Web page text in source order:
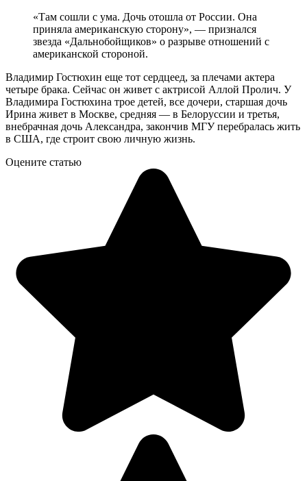
«Там сошли с ума. Дочь отошла от России. Она
приняла американскую сторону», — признался
звезда «Дальнобойщиков» о разрыве отношений с
американской стороной.
Владимир Гостюхин еще тот сердцеед, за плечами актера
четыре брака. Сейчас он живет с актрисой Аллой Пролич. У
Владимира Гостюхина трое детей, все дочери, старшая дочь
Ирина живет в Москве, средняя — в Белоруссии и третья,
внебрачная дочь Александра, закончив МГУ перебралась жить
в США, где строит свою личную жизнь.
Оцените статью